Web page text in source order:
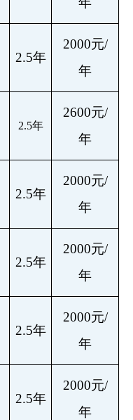
2.5年
2000元/
年
2.5年
2600元/
年
2.5年
2000元/
年
2.5年
2000元/
年
2.5年
2000元/
年
2.5年
2000元/
年